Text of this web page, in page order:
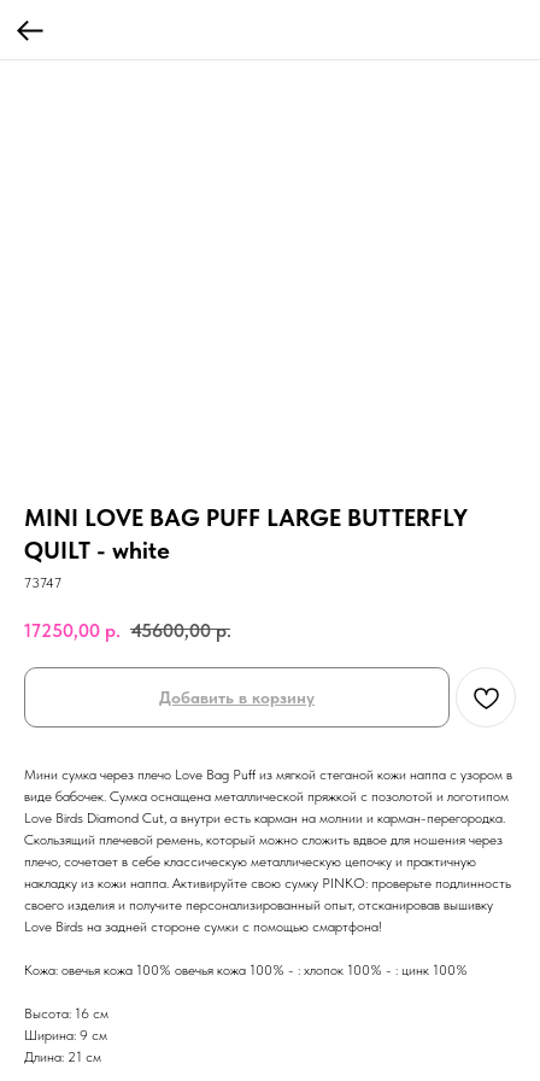
MINI LOVE BAG PUFF LARGE BUTTERFLY
QUILT - white
73747
17250,00 р. 45600,00 р.
Добавить в корзину
Мини сумка через плечо Love Bag Puff из мягкой стеганой кожи наппа с узором в
виде бабочек. Сумка оснащена металлической пряжкой с позолотой и логотипом
Love Birds Diamond Cut, а внутри есть карман на молнии и карман-перегородка.
Скользящий плечевой ремень, который можно сложить вдвое для ношения через
плечо, сочетает в себе классическую металлическую цепочку и практичную
накладку из кожи наппа. Активируйте свою сумку PINKO: проверьте подлинность
своего изделия и получите персонализированный опыт, отсканировав вышивку
Love Birds на задней стороне сумки с помощью смартфона!
Кожа: овечья кожа 100% овечья кожа 100% - : хлопок 100% - : цинк 100%
Высота: 16 см
Ширина: 9 см
Длина: 21 см